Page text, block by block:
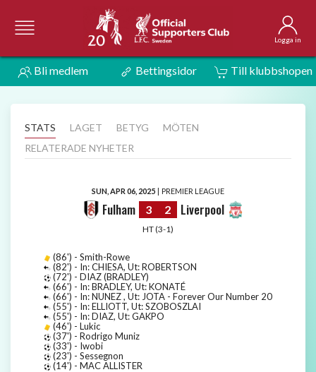
Logga in
Bli medlem Bettingsidor Till klubbshopen
STATS LAGET BETYG
MÖTEN
RELATERADE NYHETER
SUN, APR 06, 2025 | PREMIER LEAGUE
Fulham 3 2 Liverpool
HT (3-1)
(86') - Smith-Rowe
(82') - In: CHIESA, Ut: ROBERTSON
(72') - DIAZ (BRADLEY)
(66') - In: BRADLEY, Ut: KONATÉ
(66') - In: NUNEZ , Ut: JOTA - Forever Our Number 20
(55') - In: ELLIOTT, Ut: SZOBOSZLAI
(55') - In: DIAZ, Ut: GAKPO
(46') - Lukic
(37') - Rodrigo Muniz
(33') - Iwobi
(23') - Sessegnon
(14') - MAC ALLISTER